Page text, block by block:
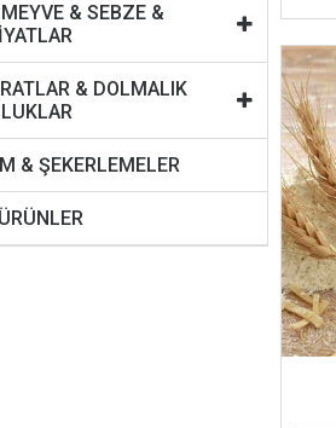
& SEBZE &
& DOLMALIK
& ŞEKERLEMELER